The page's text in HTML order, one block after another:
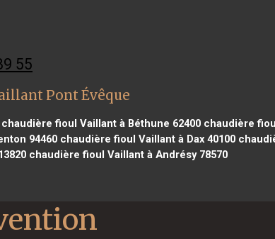
55
Pont Évêque
fioul Vaillant à Béthune 62400chaudière
94460 chaudière fioul Vaillant à Dax 40100
chaudière fioul Vaillant à Andrésy 78570